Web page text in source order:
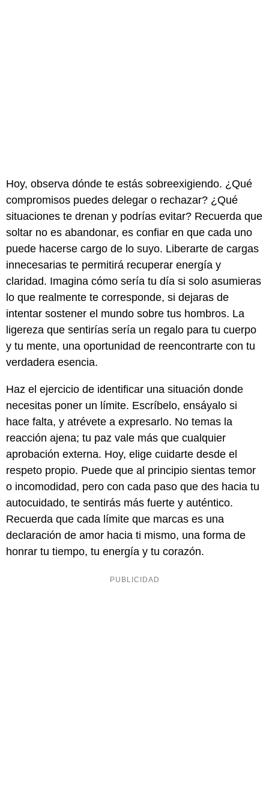
Hoy, observa dónde te estás sobreexigiendo. ¿Qué
compromisos puedes delegar o rechazar? ¿Qué
situaciones te drenan y podrías evitar? Recuerda que
soltar no es abandonar, es confiar en que cada uno
puede hacerse cargo de lo suyo. Liberarte de cargas
innecesarias te permitirá recuperar energía y
claridad. Imagina cómo sería tu día si solo asumieras
lo que realmente te corresponde, si dejaras de
intentar sostener el mundo sobre tus hombros. La
ligereza que sentirías sería un regalo para tu cuerpo
y tu mente, una oportunidad de reencontrarte con tu
verdadera esencia.
Haz el ejercicio de identificar una situación donde
necesitas poner un límite. Escríbelo, ensáyalo si
hace falta, y atrévete a expresarlo. No temas la
reacción ajena; tu paz vale más que cualquier
aprobación externa. Hoy, elige cuidarte desde el
respeto propio. Puede que al principio sientas temor
o incomodidad, pero con cada paso que des hacia tu
autocuidado, te sentirás más fuerte y auténtico.
Recuerda que cada límite que marcas es una
declaración de amor hacia ti mismo, una forma de
honrar tu tiempo, tu energía y tu corazón.